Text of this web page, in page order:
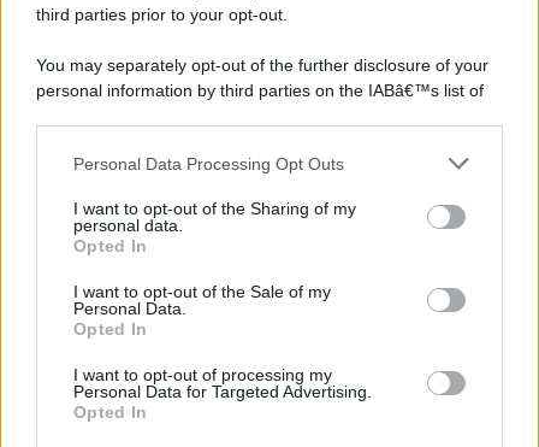
third parties prior to your opt-out.
You may separately opt-out of the further disclosure of your
personal information by third parties on the IABâ€™s list of
This information may also be disclosed by us to third parties
further disclose it to other third parties.
Please note that this website/app uses one or more Google
services and may gather and store information including but
not limited to your visit or usage behaviour. You may click to
grant or deny consent to Google and its third-party tags to
consent section.
Personal Data Processing Opt Outs
I want to opt-out of the Sharing of my
personal data.
Opted In
I want to opt-out of the Sale of my
Personal Data.
Opted In
I want to opt-out of processing my
Personal Data for Targeted Advertising.
Opted In